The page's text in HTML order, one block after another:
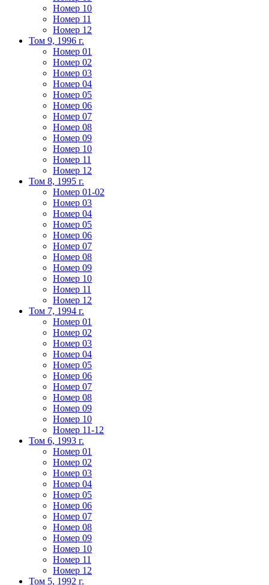
Номер 10
Номер 11
Номер 12
Том 9, 1996 г.
Номер 01
Номер 02
Номер 03
Номер 04
Номер 05
Номер 06
Номер 07
Номер 08
Номер 09
Номер 10
Номер 11
Номер 12
Том 8, 1995 г.
Номер 01-02
Номер 03
Номер 04
Номер 05
Номер 06
Номер 07
Номер 08
Номер 09
Номер 10
Номер 11
Номер 12
Том 7, 1994 г.
Номер 01
Номер 02
Номер 03
Номер 04
Номер 05
Номер 06
Номер 07
Номер 08
Номер 09
Номер 10
Номер 11-12
Том 6, 1993 г.
Номер 01
Номер 02
Номер 03
Номер 04
Номер 05
Номер 06
Номер 07
Номер 08
Номер 09
Номер 10
Номер 11
Номер 12
Том 5, 1992 г.